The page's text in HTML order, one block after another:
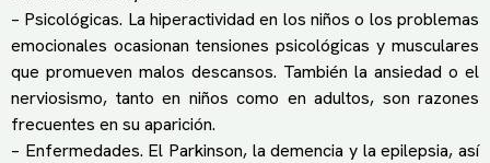
– Psicológicas. La hiperactividad en los niños o los problemas
emocionales ocasionan tensiones psicológicas y musculares
que promueven malos descansos. También la ansiedad o el
nerviosismo, tanto en niños como en adultos, son razones
frecuentes en su aparición.
– Enfermedades. El Parkinson, la demencia y la epilepsia, así